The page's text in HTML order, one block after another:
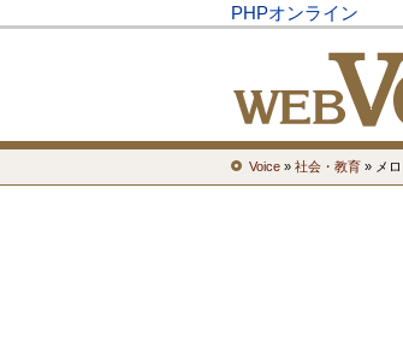
PHPオンライン
Voice » 社会・教育 » メ